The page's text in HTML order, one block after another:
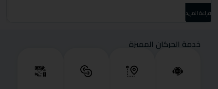
قراءة المزيد
خدمة الحركان المميزة